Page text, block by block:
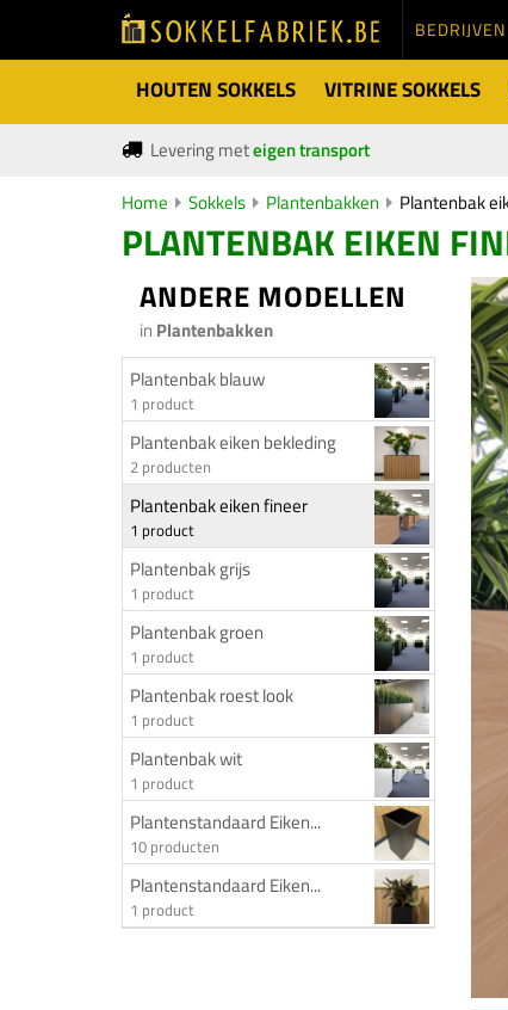
BEDRIJVEN
HOUTEN SOKKELS VITRINE SOKKELS
Levering meteigen transport
Home
Sokkels Plantenbakken Plantenbak
PLANTENBAK EIKEN
ANDERE MODELLEN
in Plantenbakken
Plantenbak blauw
1 product
Plantenbak eiken bekleding
2 producten
Plantenbak eiken fineer
1 product
Plantenbak grijs
1 product
Plantenbak groen
1 product
Plantenbak roest look
1 product
Plantenbak wit
1 product
Plantenstandaard Eiken...
10 producten
Plantenstandaard Eiken...
1 product